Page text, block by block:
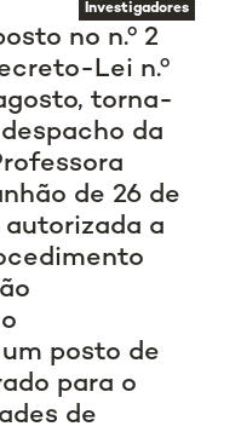
Investigadores
no n.º 2
Lei n.º
torna-
da
de 26 de
a
posto de
para o
de